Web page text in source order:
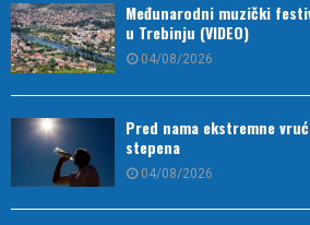
Međunarodni muzički
u Trebinju (VIDEO)
04/08/2026
Pred nama ekstremne
stepena
04/08/2026